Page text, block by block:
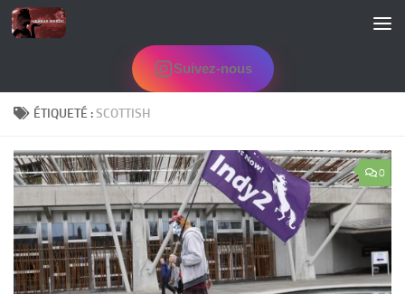
Skip to content
Suivez-nous
ÉTIQUETÉ :SCOTTISH
0